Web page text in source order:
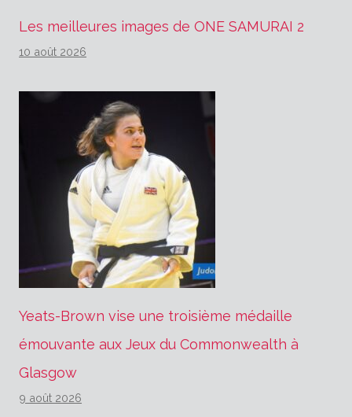
Les meilleures images de ONE SAMURAI 2
10 août 2026
Yeats-Brown vise une troisième médaille
émouvante aux Jeux du Commonwealth à
Glasgow
9 août 2026